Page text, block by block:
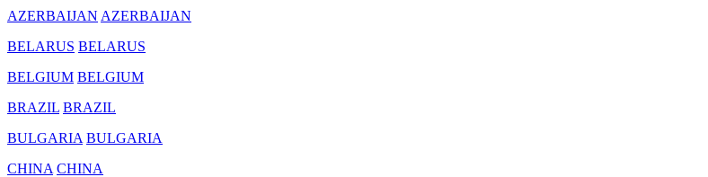
AZERBAIJAN AZERBAIJAN
BELARUS BELARUS
BELGIUM BELGIUM
BRAZIL BRAZIL
BULGARIA BULGARIA
CHINA CHINA